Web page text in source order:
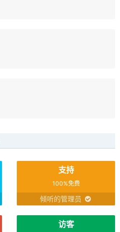
支持
100%免费
倾听的管理员
访客